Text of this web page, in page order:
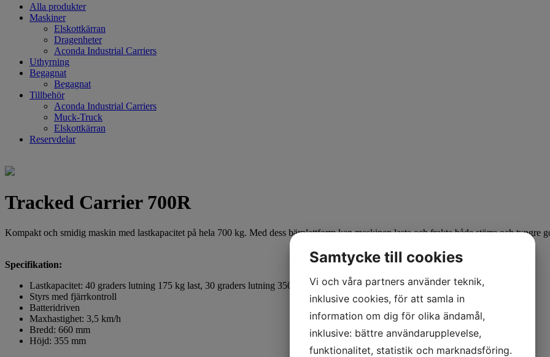
Alla produkter
Maskiner
Elskottkärran
Dragenheter
Aconda Industrial Carriers
Uthyrning
Begagnat
Begagnat
Tillbehör
Aconda Industrial Carriers
Muck-Truck
Elskottkärran
Reservdelar
Tracked Carrier 700R
Kompakt och smidig maskin med lastkapacitet på hela 700 kg. Med dess bärplattform kan maskinen lasta och frakta både större och tyngre
Specifikation:
Lastkapacitet: 40 graders lutning 175 kg last, 30 graders lutning 350 kg last, 15 graders lutning 525 kg last
Styrs med fjärrkontroll
Batteridriven
Maxhastighet: 3,5 km/h
Bredd: 660 mm
Höjd: 355 mm
Samtycke till cookies
Vi och våra partners använder teknik,
inklusive cookies, för att samla in
information om dig för olika ändamål,
inklusive: bättre användarupplevelse,
funktionalitet, statistik och marknadsföring.